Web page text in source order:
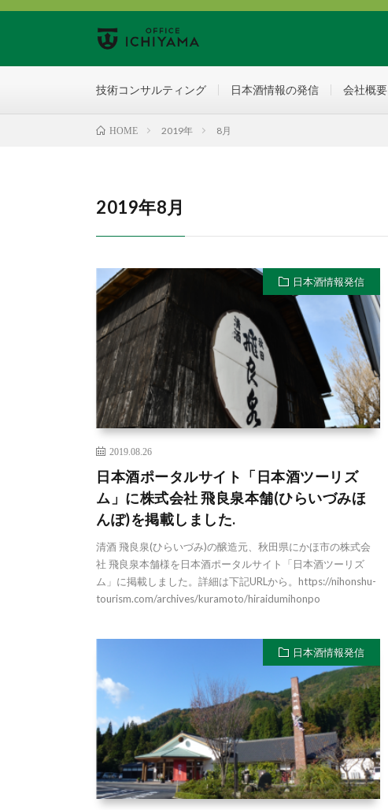
技術コンサルティング 日本酒情報の発信 会社概要
HOME 2019年 8月
2019年8月
日本酒情報発信
2019.08.26
日本酒ポータルサイト「日本酒ツーリズ
ム」に株式会社 飛良泉本舗(ひらいづみほ
んぽ)を掲載しました.
清酒 飛良泉(ひらいづみ)の醸造元、秋田県にかほ市の株式会
社 飛良泉本舗様を日本酒ポータルサイト「日本酒ツーリズ
ム」に掲載しました。詳細は下記URLから。https://nihonshu-
tourism.com/archives/kuramoto/hiraidumihonpo
日本酒情報発信